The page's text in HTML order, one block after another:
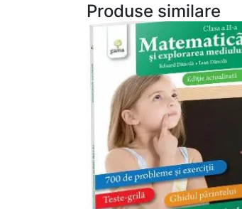
Produse similare